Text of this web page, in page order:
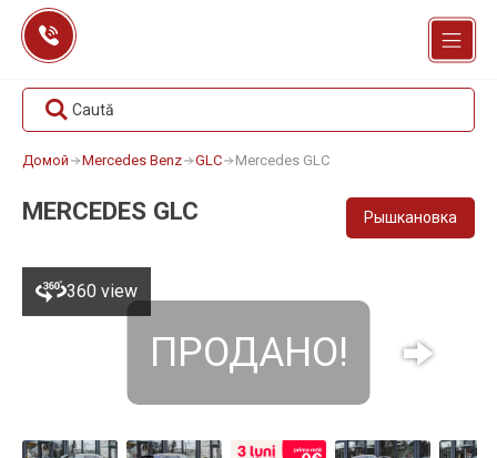
Перейти
содержанию
Caută
Домой Mercedes Benz GLC Mercedes GLC
MERCEDES GLC Рышкановка
360 view
ПРОДАНО!